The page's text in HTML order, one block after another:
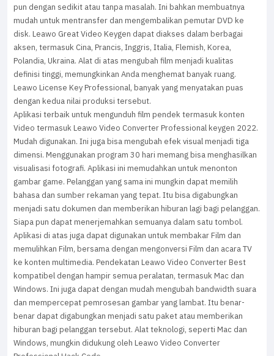
pun dengan sedikit atau tanpa masalah. Ini bahkan membuatnya
mudah untuk mentransfer dan mengembalikan pemutar DVD ke
disk. Leawo Great Video Keygen dapat diakses dalam berbagai
aksen, termasuk Cina, Prancis, Inggris, Italia, Flemish, Korea,
Polandia, Ukraina. Alat di atas mengubah film menjadi kualitas
definisi tinggi, memungkinkan Anda menghemat banyak ruang.
Leawo License Key Professional, banyak yang menyatakan puas
dengan kedua nilai produksi tersebut.
Aplikasi terbaik untuk mengunduh film pendek termasuk konten
Video termasuk Leawo Video Converter Professional keygen 2022.
Mudah digunakan. Ini juga bisa mengubah efek visual menjadi tiga
dimensi. Menggunakan program 30 hari memang bisa menghasilkan
visualisasi fotografi. Aplikasi ini memudahkan untuk menonton
gambar game. Pelanggan yang sama ini mungkin dapat memilih
bahasa dan sumber rekaman yang tepat. Itu bisa digabungkan
menjadi satu dokumen dan memberikan hiburan lagi bagi pelanggan.
Siapa pun dapat menerjemahkan semuanya dalam satu tombol.
Aplikasi di atas juga dapat digunakan untuk membakar Film dan
memulihkan Film, bersama dengan mengonversi Film dan acara TV
ke konten multimedia. Pendekatan Leawo Video Converter Best
kompatibel dengan hampir semua peralatan, termasuk Mac dan
Windows. Ini juga dapat dengan mudah mengubah bandwidth suara
dan mempercepat pemrosesan gambar yang lambat. Itu benar-
benar dapat digabungkan menjadi satu paket atau memberikan
hiburan bagi pelanggan tersebut. Alat teknologi, seperti Mac dan
Windows, mungkin didukung oleh Leawo Video Converter